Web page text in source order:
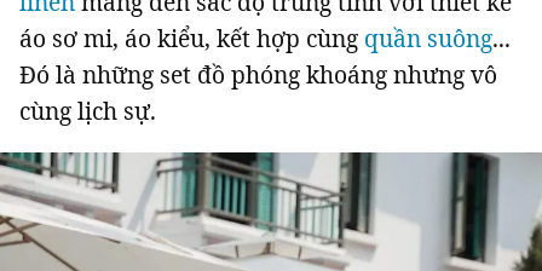
Magazine
Sản phẩm khác
Tiện ích Bạn cần biết
Thông tin tòa soạn Liên hệ quảng cáo
áo sơ mi, áo kiểu, kết hợp cùng quần suông...
Đó là những set đồ phóng khoáng nhưng vô
cùng lịch sự.